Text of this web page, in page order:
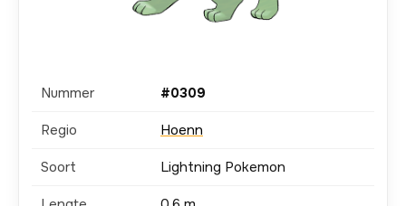
Nummer #0309
Regio Hoenn
Soort Lightning Pokemon